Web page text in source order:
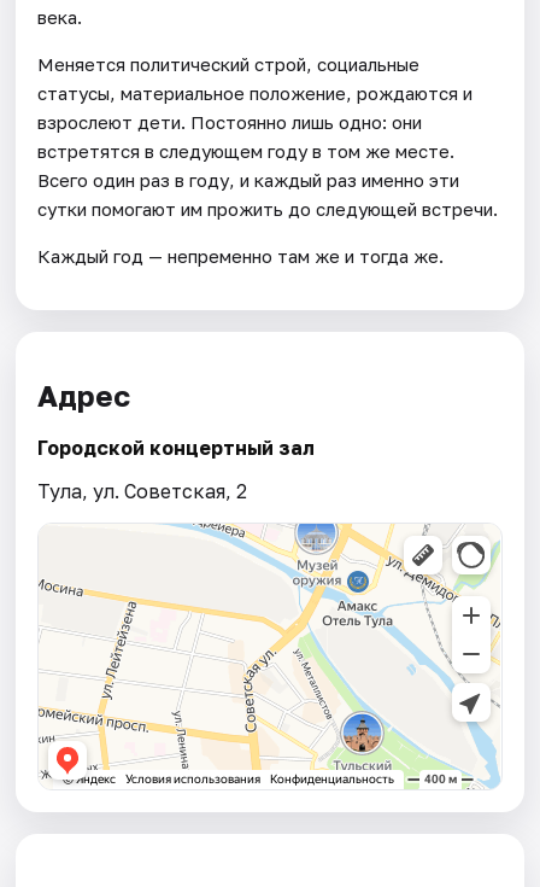
века.
Меняется политический строй, социальные
статусы, материальное положение, рождаются и
взрослеют дети. Постоянно лишь одно: они
встретятся в следующем году в том же месте.
Всего один раз в году, и каждый раз именно эти
сутки помогают им прожить до следующей встречи.
Каждый год — непременно там же и тогда же.
Адрес
Городской концертный зал
Тула, ул. Советская, 2